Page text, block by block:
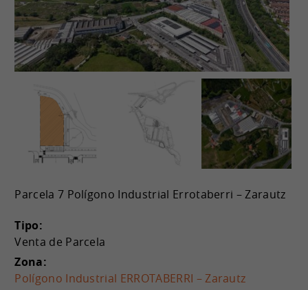
Parcela 7 Polígono Industrial Errotaberri – Zarautz
Tipo:
Venta de Parcela
Zona:
Polígono Industrial ERROTABERRI – Zarautz